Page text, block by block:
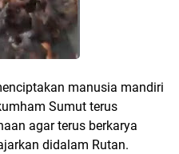
manusia mandiri
Sumut terus
agar terus berkarya
didalam Rutan.